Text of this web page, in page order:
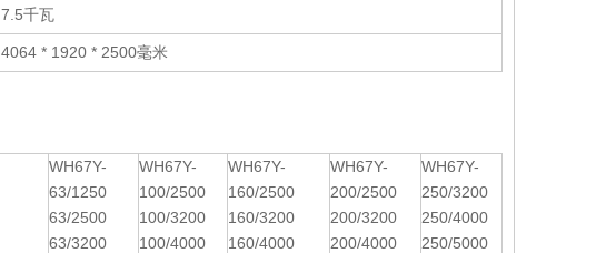
7.5千瓦
4064 * 1920 * 2500毫米
WH67Y-
63/1250
63/2500
63/3200
WH67Y-
100/2500
100/3200
100/4000
WH67Y-
160/2500
160/3200
160/4000
WH67Y-
200/2500
200/3200
200/4000
WH67Y-
250/3200
250/4000
250/5000